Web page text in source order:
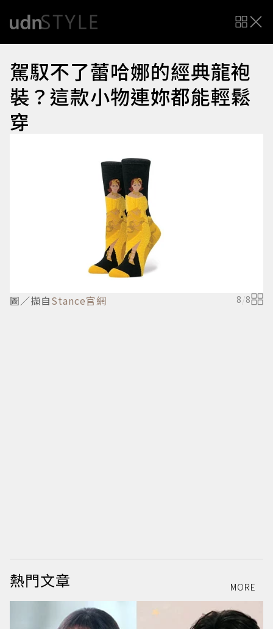
駕馭不了蕾哈娜的經典龍袍
裝？這款小物連妳都能輕鬆
穿
圖／擷自Stance官網 8/8
熱門文章 MORE